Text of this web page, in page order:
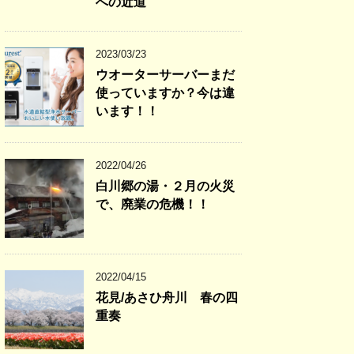
2023/03/23
ウオーターサーバーまだ
使っていますか？今は違
います！！
2022/04/26
白川郷の湯・２月の火災
で、廃業の危機！！
2022/04/15
花見/あさひ舟川 春の四
重奏